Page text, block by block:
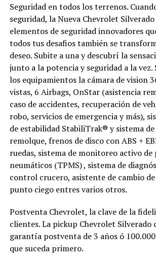
Seguridad en todos los terrenos.
seguridad, la Nueva Chevrolet
elementos de seguridad innovadores
todos tus desafios también se
deseo. Subite a una y descubrí la
junto a la potencia y seguridad a la vez.
los equipamientos la cámara de vision
vistas, 6 Airbags, OnStar (asistencia
caso de accidentes, recuperación de
robo, servicios de emergencia y más),
de estabilidad StabiliTrak® y sistema
remolque, frenos de disco con ABS +
ruedas, sistema de monitoreo activo de
neumáticos (TPMS) , sistema de
control crucero, asistente de cambio
punto ciego entres varios otros.
Postventa Chevrolet, la clave de la
clientes. La pickup Chevrolet Silverado
garantía postventa de 3 años ó
que suceda primero.